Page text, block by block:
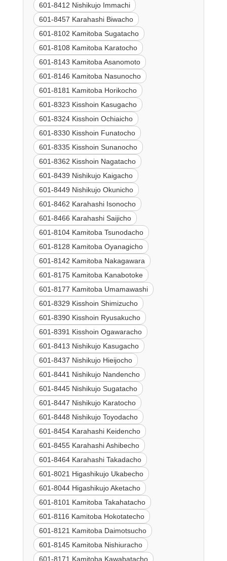
601-8412 Nishikujo Immachi
601-8457 Karahashi Biwacho
601-8102 Kamitoba Sugatacho
601-8108 Kamitoba Karatocho
601-8143 Kamitoba Asanomoto
601-8146 Kamitoba Nasunocho
601-8181 Kamitoba Horikocho
601-8323 Kisshoin Kasugacho
601-8324 Kisshoin Ochiaicho
601-8330 Kisshoin Funatocho
601-8335 Kisshoin Sunanocho
601-8362 Kisshoin Nagatacho
601-8439 Nishikujo Kaigacho
601-8449 Nishikujo Okunicho
601-8462 Karahashi Isonocho
601-8466 Karahashi Saijicho
601-8104 Kamitoba Tsunodacho
601-8128 Kamitoba Oyanagicho
601-8142 Kamitoba Nakagawara
601-8175 Kamitoba Kanabotoke
601-8177 Kamitoba Umamawashi
601-8329 Kisshoin Shimizucho
601-8390 Kisshoin Ryusakucho
601-8391 Kisshoin Ogawaracho
601-8413 Nishikujo Kasugacho
601-8437 Nishikujo Hieijocho
601-8441 Nishikujo Nandencho
601-8445 Nishikujo Sugatacho
601-8447 Nishikujo Karatocho
601-8448 Nishikujo Toyodacho
601-8454 Karahashi Keidencho
601-8455 Karahashi Ashibecho
601-8464 Karahashi Takadacho
601-8021 Higashikujo Ukabecho
601-8044 Higashikujo Aketacho
601-8101 Kamitoba Takahatacho
601-8116 Kamitoba Hokotatecho
601-8121 Kamitoba Daimotsucho
601-8145 Kamitoba Nishiuracho
601-8171 Kamitoba Kawabatacho